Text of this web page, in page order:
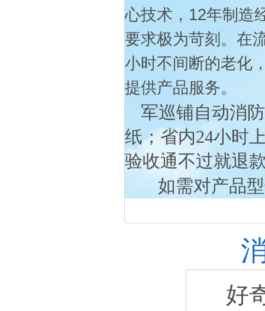
心技术， 12年制造
要求极为苛刻。在
小时不间断的老化
提供产品服务。
军巡铺自动消
纸；省内24小时
验收通不过就退
如需对产品
好